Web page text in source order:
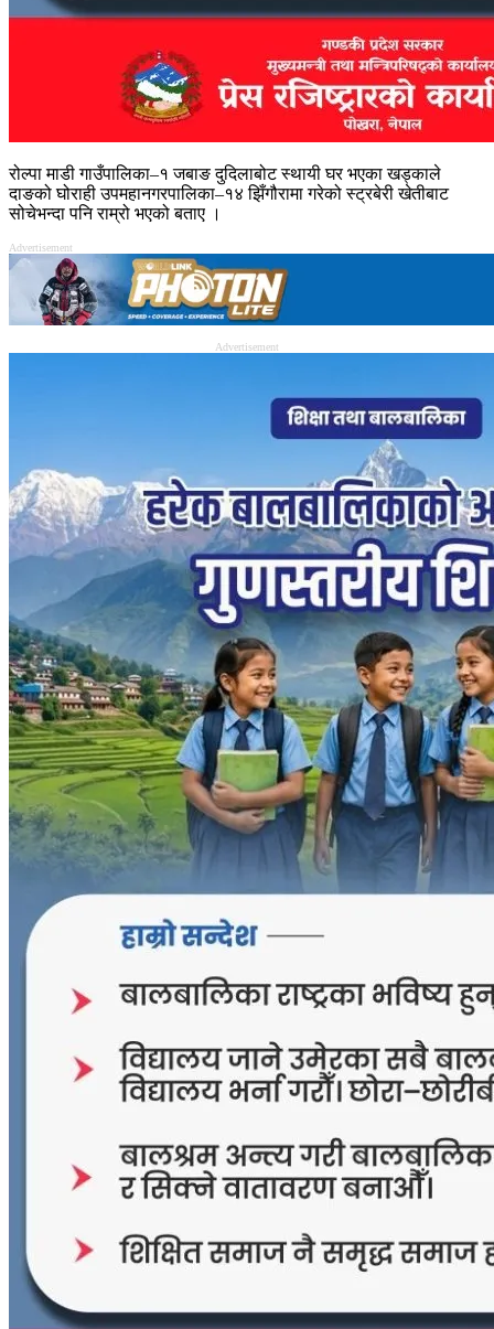
रोल्पा माडी गाउँपालिका–१ जबाङ दुदिलाबोट स्थायी घर भएका खड्काले
दाङको घोराही उपमहानगरपालिका–१४ झिँगौरामा गरेको स्ट्रबेरी खेतीबाट
सोचेभन्दा पनि राम्रो भएको बताए ।
Advertisement
Advertisement